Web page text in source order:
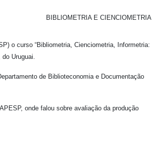
BIBLIOMETRIA E CIENCIOMETRIA
o curso “Bibliometria, Cienciometria, Informetria:
Uruguai.
de Biblioteconomia e Documentação
onde falou sobre avaliação da produção